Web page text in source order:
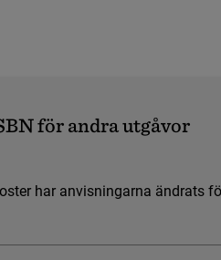
BNförandrautgåvor
oster har anvisningarna ändrats fö